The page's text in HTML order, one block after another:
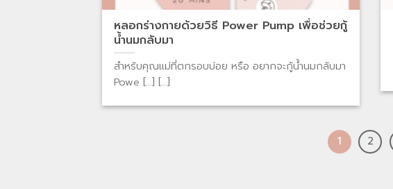
หลอกร่างกายด้วยวิธี Power Pump เพื่อช่วยกู้
น้ำนมกลับมา
สำหรับคุณแม่ที่ตกรอบบ่อย หรือ อยากจะกู้น้ำนมกลับมา
Powe [...] [...]
1 2